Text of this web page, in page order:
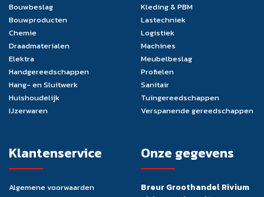
Bouwbeslag
Bouwproducten
Chemie
Draadmaterialen
Elektra
Handgereedschappen
Hang- en Sluitwerk
Huishoudelijk
IJzerwaren
Kleding & PBM
Lastechniek
Logistiek
Machines
Meubelbeslag
Profielen
Sanitair
Tuingereedschappen
Verspanende gereedschappen
Klantenservice
Algemene voorwaarden
Onze gegevens
Breur Groothandel Rivium